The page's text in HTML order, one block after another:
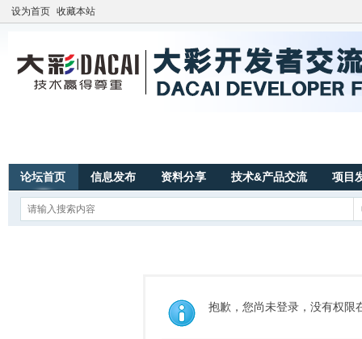
设为首页 收藏本站
论坛首页 信息发布 资料分享 技术&产品交流 项目
抱歉，您尚未登录，没有权限